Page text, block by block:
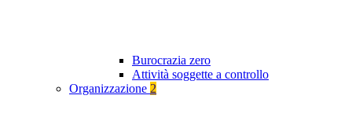
Burocrazia zero
Attività soggette a controllo
Organizzazione 2